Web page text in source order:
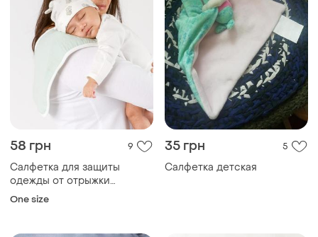
58 грн 9
Салфетка для защиты
одежды от отрыжки
новорожденного малыша
One size
35 грн 5
Салфетка детская